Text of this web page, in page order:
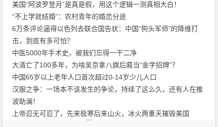
美国“阿波罗登月”是真是假，用这个逻辑一测真相大白！
“不上学就结婚”：农村青年的婚恋分途
6万条评论逼得以色列去联合国告状：中国“狗头军师”的降维打
击，到底有多可怕？
中医5000年手术史，被我们忘得一干二净
大清亡了100多年，为啥吴京拿八旗后裔当“金字招牌”？
中国65岁以上老年人口首次超过0-14岁少儿人口
汉服之争：一场本不该发生的争论，持续了这么久，还有人在推
波助澜！
上帝忍无可忍了，先来极寒后来山火，冰火两重天摧毁美国